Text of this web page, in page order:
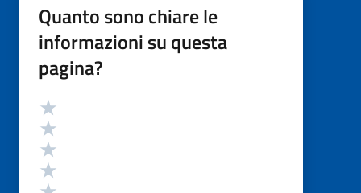
Quanto sono chiare le
informazioni su questa
pagina?
Valutazione